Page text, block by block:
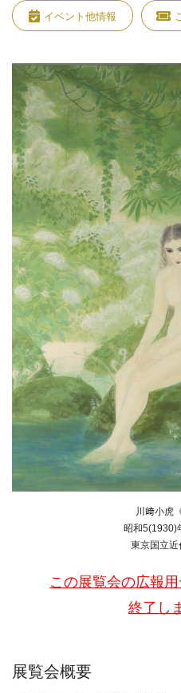
イベント他情報
川﨑小虎
昭和
東京国立
この展覧会の広報
終了し
展覧会概要